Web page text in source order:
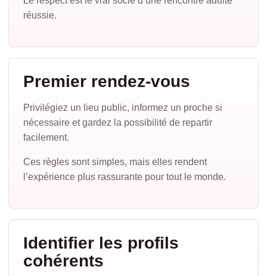
réussie.
Premier rendez-vous
Privilégiez un lieu public, informez un proche si
nécessaire et gardez la possibilité de repartir
facilement.
Ces règles sont simples, mais elles rendent
l’expérience plus rassurante pour tout le monde.
Identifier les profils
cohérents